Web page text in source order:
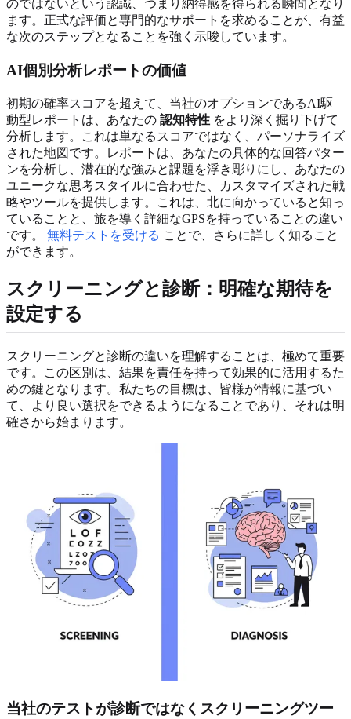
のではないという認識、つまり納得感を得られる瞬間となり
ます。正式な評価と専門的なサポートを求めることが、有益
な次のステップとなることを強く示唆しています。
AI個別分析レポートの価値
初期の確率スコアを超えて、当社のオプションであるAI駆
動型レポートは、あなたの 認知特性 をより深く掘り下げて
分析します。これは単なるスコアではなく、パーソナライズ
された地図です。レポートは、あなたの具体的な回答パター
ンを分析し、潜在的な強みと課題を浮き彫りにし、あなたの
ユニークな思考スタイルに合わせた、カスタマイズされた戦
略やツールを提供します。これは、北に向かっていると知っ
ていることと、旅を導く詳細なGPSを持っていることの違い
です。 無料テストを受ける ことで、さらに詳しく知ること
ができます。
スクリーニングと診断：明確な期待を
設定する
スクリーニングと診断の違いを理解することは、極めて重要
です。この区別は、結果を責任を持って効果的に活用するた
めの鍵となります。私たちの目標は、皆様が情報に基づい
て、より良い選択をできるようになることであり、それは明
確さから始まります。
当社のテストが診断ではなくスクリーニングツー